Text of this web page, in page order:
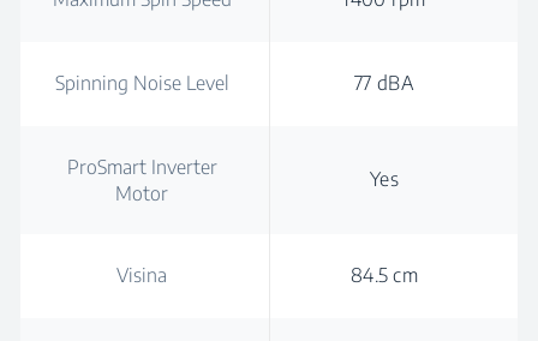
Spinning Noise Level 77 dBA
ProSmart Inverter
Motor
Yes
Visina 84.5 cm